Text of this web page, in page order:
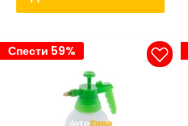
Спести 59%